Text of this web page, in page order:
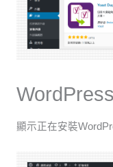
顯示正在安裝